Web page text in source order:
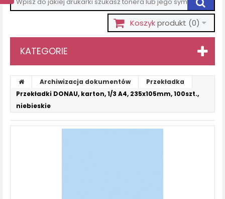
Koszykprodukt (0)
KATEGORIE
Archiwizacja dokumentów
Przekładka
Przekładki DONAU, karton, 1/3 A4, 235x105mm, 100szt.,
niebieskie